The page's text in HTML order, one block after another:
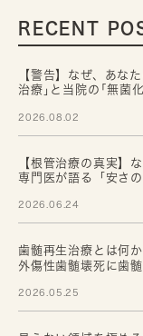
RECENT
【警告】なぜ、あな
治療｣と当院の｢無菌
2026.08.02
【根管治療の真実】
専門医が語る「安さの
2026.06.24
歯髄再生治療とは何
外傷性歯髄壊死に歯
2026.05.25